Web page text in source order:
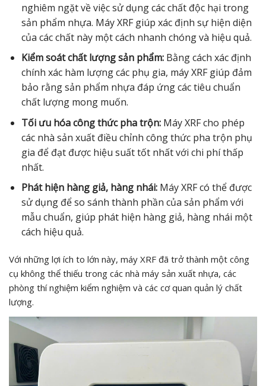
nghiêm ngặt về việc sử dụng các chất độc hại trong
sản phẩm nhựa. Máy XRF giúp xác định sự hiện diện
của các chất này một cách nhanh chóng và hiệu quả.
Kiểm soát chất lượng sản phẩm:Bằng cách xác định
chính xác hàm lượng các phụ gia, máy XRF giúp đảm
bảo rằng sản phẩm nhựa đáp ứng các tiêu chuẩn
chất lượng mong muốn.
Tối ưu hóa công thức pha trộn:Máy XRF cho phép
các nhà sản xuất điều chỉnh công thức pha trộn phụ
gia để đạt được hiệu suất tốt nhất với chi phí thấp
nhất.
Phát hiện hàng giả, hàng nhái:Máy XRF có thể được
sử dụng để so sánh thành phần của sản phẩm với
mẫu chuẩn, giúp phát hiện hàng giả, hàng nhái một
cách hiệu quả.
Với những lợi ích to lớn này, máy XRF đã trở thành một công
cụ không thể thiếu trong các nhà máy sản xuất nhựa, các
phòng thí nghiệm kiểm nghiệm và các cơ quan quản lý chất
lượng.